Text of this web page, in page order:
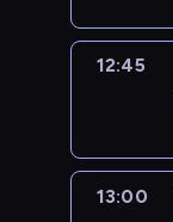
12:45
13:00